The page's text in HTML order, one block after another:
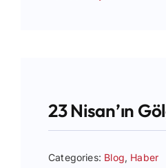
23 Nisan’ın
Categories: Blog, Haber